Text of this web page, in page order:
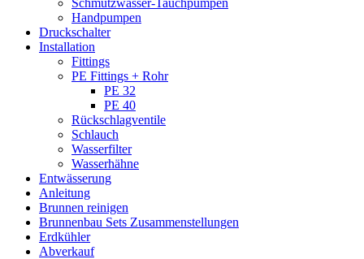
Schmutzwasser-Tauchpumpen
Handpumpen
Druckschalter
Installation
Fittings
PE Fittings + Rohr
PE 32
PE 40
Rückschlagventile
Schlauch
Wasserfilter
Wasserhähne
Entwässerung
Anleitung
Brunnen reinigen
Brunnenbau Sets Zusammenstellungen
Erdkühler
Abverkauf